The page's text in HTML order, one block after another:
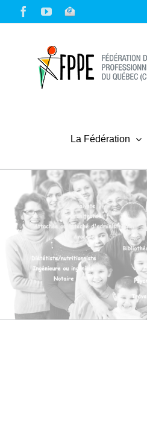
Facebook
YouTube
Courriel
La Fédération